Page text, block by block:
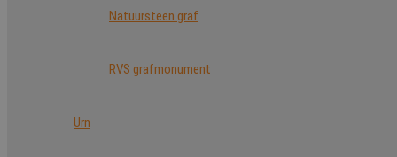
Natuursteen graf
RVS grafmonument
Urn